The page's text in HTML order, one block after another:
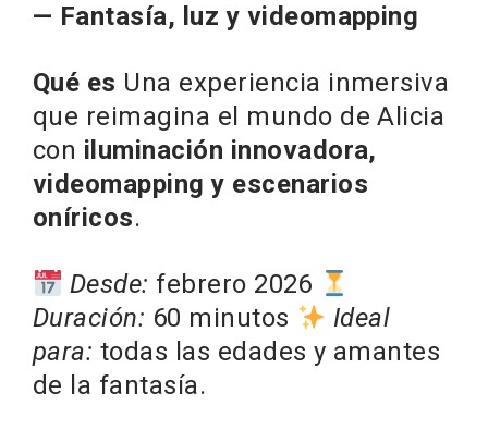
— Fantasía, luz y videomapping
Qué es Una experiencia inmersiva
que reimagina el mundo de Alicia
con iluminación innovadora,
videomapping y escenarios
oníricos.
Desde: febrero 2026
Duración: 60 minutos
Ideal
para: todas las edades y amantes
de la fantasía.